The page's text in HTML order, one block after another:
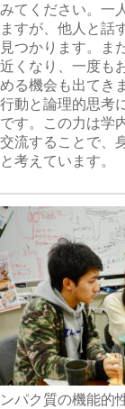
みてください。一
ますが、他人と話
見つかります。ま
近くなり、一度も
める機会も出てき
行動と論理的思考
です。この力は学
交流することで、
と考えています。
ンパク質の機能的